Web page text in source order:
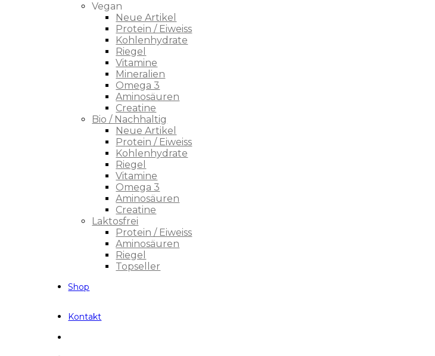
Vegan
Neue Artikel
Protein / Eiweiss
Kohlenhydrate
Riegel
Vitamine
Mineralien
Omega 3
Aminosäuren
Creatine
Bio / Nachhaltig
Neue Artikel
Protein / Eiweiss
Kohlenhydrate
Riegel
Vitamine
Omega 3
Aminosäuren
Creatine
Laktosfrei
Protein / Eiweiss
Aminosäuren
Riegel
Topseller
Shop
Kontakt